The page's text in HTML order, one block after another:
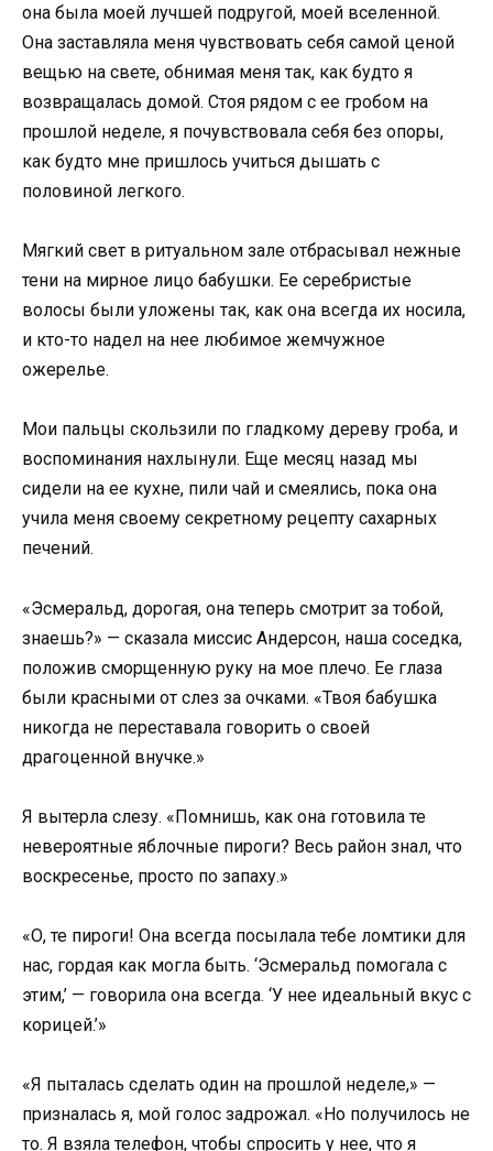
она была моей лучшей подругой, моей вселенной.
Она заставляла меня чувствовать себя самой ценой
вещью на свете, обнимая меня так, как будто я
возвращалась домой. Стоя рядом с ее гробом на
прошлой неделе, я почувствовала себя без опоры,
как будто мне пришлось учиться дышать с
половиной легкого.
Мягкий свет в ритуальном зале отбрасывал нежные
тени на мирное лицо бабушки. Ее серебристые
волосы были уложены так, как она всегда их носила,
и кто-то надел на нее любимое жемчужное
ожерелье.
Мои пальцы скользили по гладкому дереву гроба, и
воспоминания нахлынули. Еще месяц назад мы
сидели на ее кухне, пили чай и смеялись, пока она
учила меня своему секретному рецепту сахарных
печений.
«Эсмеральд, дорогая, она теперь смотрит за тобой,
знаешь?» — сказала миссис Андерсон, наша соседка,
положив сморщенную руку на мое плечо. Ее глаза
были красными от слез за очками. «Твоя бабушка
никогда не переставала говорить о своей
драгоценной внучке.»
Я вытерла слезу. «Помнишь, как она готовила те
невероятные яблочные пироги? Весь район знал, что
воскресенье, просто по запаху.»
«О, те пироги! Она всегда посылала тебе ломтики для
нас, гордая как могла быть. ‘Эсмеральд помогала с
этим,’ — говорила она всегда. ‘У нее идеальный вкус с
корицей.’»
«Я пыталась сделать один на прошлой неделе,» —
призналась я, мой голос задрожал. «Но получилось не
то. Я взяла телефон, чтобы спросить у нее, что я